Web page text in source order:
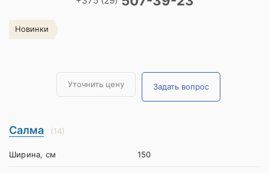
Новинки
Уточнить цену Задать вопрос
Салма (14)
Ширина, см 150